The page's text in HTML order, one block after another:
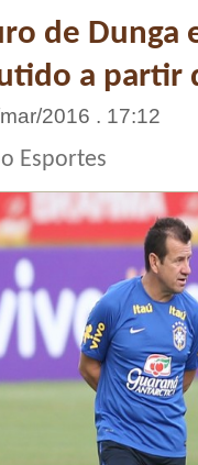
de Dunga
a partir
2016 . 17:12
Esportes